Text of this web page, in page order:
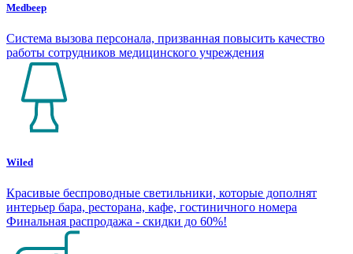
Medbeep
Система вызова персонала, призванная повысить качество
работы сотрудников медицинского учреждения
Wiled
Красивые беспроводные светильники, которые дополнят
интерьер бара, ресторана, кафе, гостиничного номера
Финальная распродажа - скидки до 60%!